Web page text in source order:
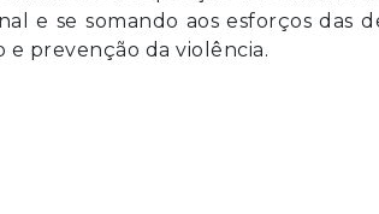
e se somando aos esforços das
prevenção da violência.